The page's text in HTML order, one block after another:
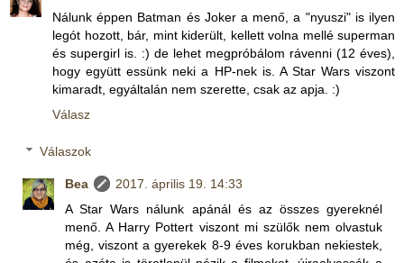
Nálunk éppen Batman és Joker a menő, a "nyuszi" is ilyen
legót hozott, bár, mint kiderült, kellett volna mellé superman
és supergirl is. :) de lehet megpróbálom rávenni (12 éves),
hogy együtt essünk neki a HP-nek is. A Star Wars viszont
kimaradt, egyáltalán nem szerette, csak az apja. :)
Válasz
Válaszok
Bea
2017. április 19. 14:33
A Star Wars nálunk apánál és az összes gyereknél
menő. A Harry Pottert viszont mi szülők nem olvastuk
még, viszont a gyerekek 8-9 éves korukban nekiestek,